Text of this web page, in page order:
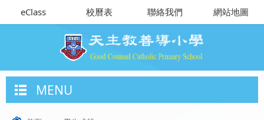
eClass 校曆表 聯絡我們 網站地圖
MENU